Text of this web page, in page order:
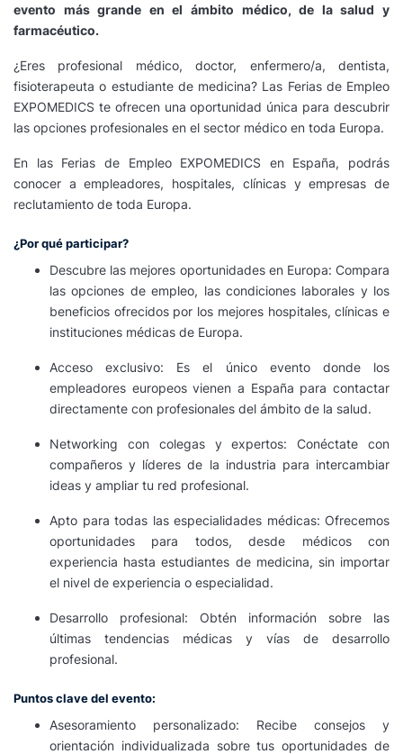
evento más grande en el ámbito médico, de la salud y
farmacéutico.
¿Eres profesional médico, doctor, enfermero/a, dentista,
fisioterapeuta o estudiante de medicina? Las Ferias de Empleo
EXPOMEDICS te ofrecen una oportunidad única para descubrir
las opciones profesionales en el sector médico en toda Europa.
En las Ferias de Empleo EXPOMEDICS en España, podrás
conocer a empleadores, hospitales, clínicas y empresas de
reclutamiento de toda Europa.
¿Por qué participar?
Descubre las mejores oportunidades en Europa: Compara
las opciones de empleo, las condiciones laborales y los
beneficios ofrecidos por los mejores hospitales, clínicas e
instituciones médicas de Europa.
Acceso exclusivo: Es el único evento donde los
empleadores europeos vienen a España para contactar
directamente con profesionales del ámbito de la salud.
Networking con colegas y expertos: Conéctate con
compañeros y líderes de la industria para intercambiar
ideas y ampliar tu red profesional.
Apto para todas las especialidades médicas: Ofrecemos
oportunidades para todos, desde médicos con
experiencia hasta estudiantes de medicina, sin importar
el nivel de experiencia o especialidad.
Desarrollo profesional: Obtén información sobre las
últimas tendencias médicas y vías de desarrollo
profesional.
Puntos clave del evento:
Asesoramiento personalizado: Recibe consejos y
orientación individualizada sobre tus oportunidades de